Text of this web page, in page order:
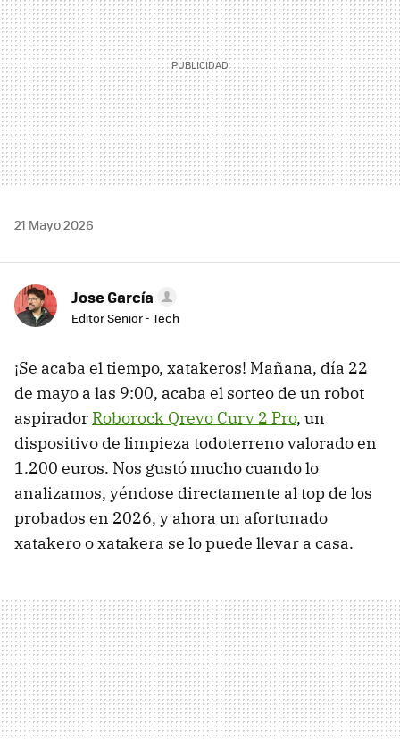
21 Mayo 2026
Jose García
Editor Senior - Tech
¡Se acaba el tiempo, xatakeros! Mañana, día 22
de mayo a las 9:00, acaba el sorteo de un robot
aspirador Roborock Qrevo Curv 2 Pro, un
dispositivo de limpieza todoterreno valorado en
1.200 euros. Nos gustó mucho cuando lo
analizamos, yéndose directamente al top de los
probados en 2026, y ahora un afortunado
xatakero o xatakera se lo puede llevar a casa.